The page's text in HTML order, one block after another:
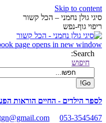
Skip to content
סיגי גולן נחמני – הכל קשור
ריפוי גוף-נפש
page opens in new window
Search:
חיפוש
לספר הילדים - החיים הוראות
053-3545467